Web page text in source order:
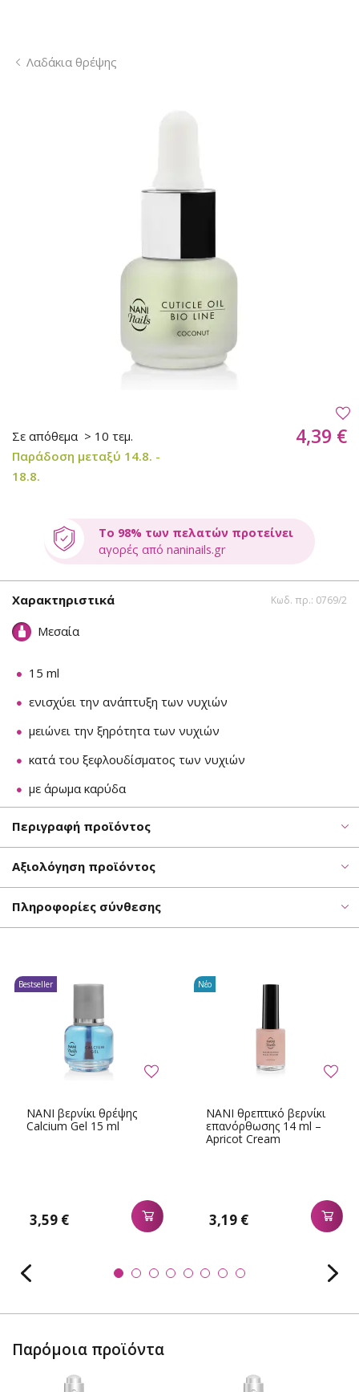
Λαδάκια θρέψης
Σε απόθεμα > 10 τεμ.
Παράδοση μεταξύ 14.8. -
18.8.
4,39 €
Το 98% των πελατών προτείνει
αγορές από naninails.gr
Χαρακτηριστικά Κωδ. πρ.: 0769/2
Μεσαία
15 ml
ενισχύει την ανάπτυξη των νυχιών
μειώνει την ξηρότητα των νυχιών
κατά του ξεφλουδίσματος των νυχιών
με άρωμα καρύδα
Περιγραφή προϊόντος
Αξιολόγηση προϊόντος
Πληροφορίες σύνθεσης
NANI βερνίκι θρέψης
Calcium Gel 15 ml
3,59 €
Bestseller
NANI θρεπτικό βερνίκι
επανόρθωσης 14 ml –
Apricot Cream
3,19 €
Νέο
Παρόμοια προϊόντα